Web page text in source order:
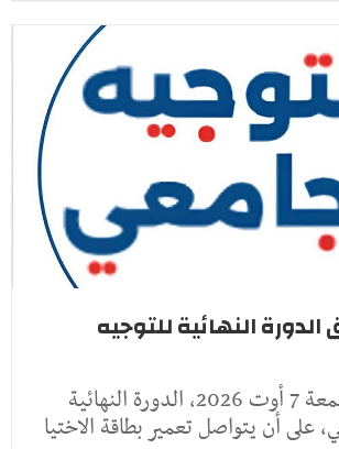
الدورة النهائية للتوجيه
تنطلق اليوم الجمعة 7 أوت 2026، الدورة النهائية
على أن يتواصل تعمير بطاقة الاختيا